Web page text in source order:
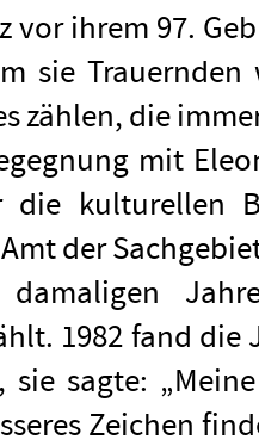
vor ihrem 97.
sie
zählen, die
mit
kulturellen
der
1982 fand
sagte:
Zeichen